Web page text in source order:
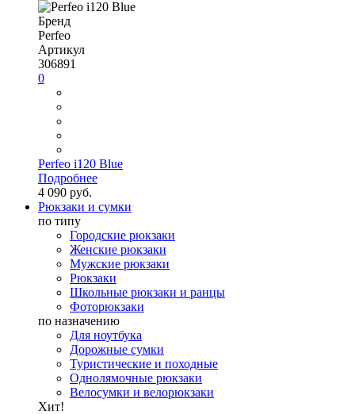
Бренд
Perfeo
Артикул
306891
0
Perfeo i120 Blue
Подробнее
4 090 руб.
Рюкзаки и сумки
по типу
Городские рюкзаки
Женские рюкзаки
Мужские рюкзаки
Рюкзаки
Школьные рюкзаки и ранцы
Фоторюкзаки
по назначению
Для ноутбука
Дорожные сумки
Туристические и походные
Однолямочные рюкзаки
Велосумки и велорюкзаки
Хит!